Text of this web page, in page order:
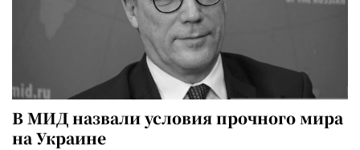
В МИД назвали условия прочного мира
на Украине